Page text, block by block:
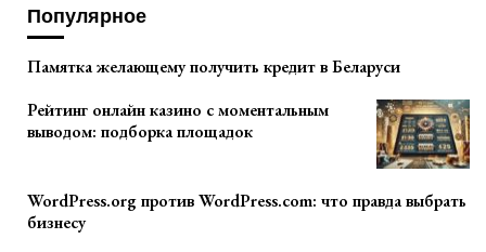
Популярное
Памятка желающему получить кредит в Беларуси
Рейтинг онлайн казино с моментальным
выводом: подборка площадок
WordPress.org против WordPress.com: что правда выбрать
бизнесу